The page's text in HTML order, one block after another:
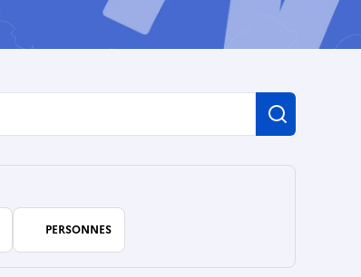
PERSONNES